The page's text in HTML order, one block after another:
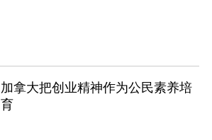
加拿大把创业精神作为公民素养培
育